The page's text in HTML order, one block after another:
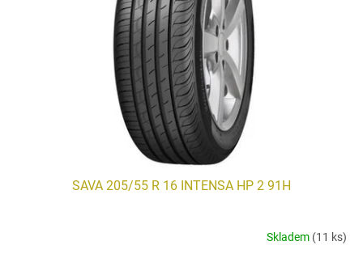
SAVA 205/55 R 16 INTENSA HP 2 91H
Skladem (11 ks)